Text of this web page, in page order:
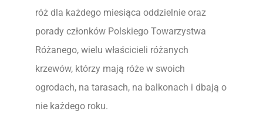
róż dla każdego miesiąca oddzielnie oraz
porady członków Polskiego Towarzystwa
Różanego, wielu właścicieli różanych
krzewów, którzy mają róże w swoich
ogrodach, na tarasach, na balkonach i dbają o
nie każdego roku.